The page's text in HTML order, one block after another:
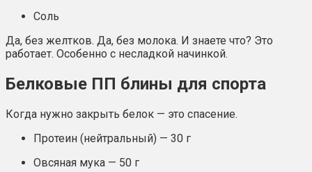
Соль
Да, без желтков. Да, без молока. И знаете что? Это
работает. Особенно с несладкой начинкой.
Белковые ПП блины для спорта
Когда нужно закрыть белок — это спасение.
Протеин (нейтральный) — 30 г
Овсяная мука — 50 г